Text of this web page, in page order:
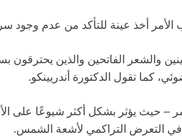
الأمر أخذ عينة للتأكد من عدم
والشعر الفاتحين والذين
كما تقول الدكتورة أندريينكو.
التعرض التراكمي لأشعة الشمس.